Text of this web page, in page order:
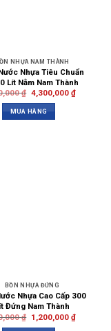
NHỰA NAM THÀNH
Nhựa Tiêu Chuẩn
Lít Nằm Nam Thành
₫ 4,300,000 ₫
MUA HÀNG
BỒN NHỰA ĐỨNG
Nhựa Cao Cấp 300
Đứng Nam Thành
₫ 1,200,000 ₫